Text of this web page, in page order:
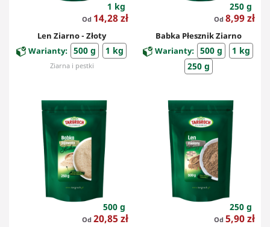
1 kg
Od Cena
14,28 zł
Len Ziarno - Złoty
Warianty: 500 g 1 kg
Ziarna i pestki
250 g
Od Cena
8,99 zł
Babka Płesznik Ziarno
Warianty: 500 g
1 kg
250 g
500 g
Od Cena
20,85 zł
250 g
Od Cena
5,90 zł